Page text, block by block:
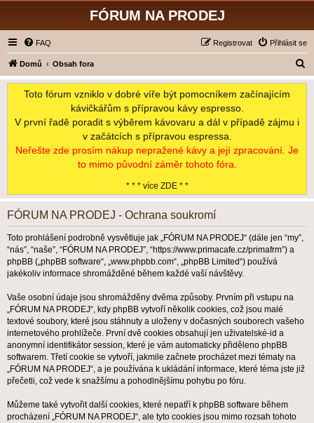
FÓRUM NA PRODEJ
FAQ Přihlásit se
Registrovat
Domů Obsah fora
l
Toto fórum vzniklo v dobré víře být pomocníkem začínajícím
kávičkářům s přípravou kávy espresso.
V první řadě poradit s výběrem kávovaru a dál v případě zájmu i
v začátcích s přípravou espressa.
Neřešte zde prosím nákup nepražené kávy a její zpracování. Je
to mimo původní záměr tohoto fóra.
* * * více ZDE * *
FÓRUM NA PRODEJ - Ochrana soukromí
Toto prohlášení podrobně vysvětluje jak „FÓRUM NA PRODEJ“ (dále jen “my”,
“nás”, “naše”, “FÓRUM NA PRODEJ”, “https://www.primacafe.cz/primafrm”) a
phpBB („phpBB software“, „www.phpbb.com“, „phpBB Limited“) používá
jakékoliv informace shromážděné během každé vaší návštěvy.
Vaše osobní údaje jsou shromážděny dvěma způsoby. Prvním při vstupu na
„FÓRUM NA PRODEJ“, kdy phpBB vytvoří několik cookies, což jsou malé
textové soubory, které jsou stáhnuty a uloženy v dočasných souborech vašeho
internetového prohlížeče. První dvě cookies obsahují jen uživatelské-id a
anonymní identifikátor session, které je vám automaticky přiděleno phpBB
softwarem. Třetí cookie se vytvoří, jakmile začnete procházet mezi tématy na
„FÓRUM NA PRODEJ“, a je používána k ukládání informace, které téma jste již
přečetli, což vede k snažšímu a pohodlnějšímu pohybu po fóru.
Můžeme také vytvořit další cookies, které nepatří k phpBB software během
procházení „FÓRUM NA PRODEJ“, ale tyto cookies jsou mimo rozsah tohoto